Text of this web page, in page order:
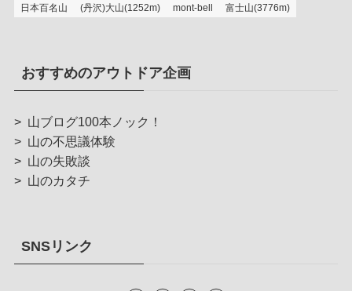
日本百名山
(丹沢)大山(1252m) mont-bell 富士山(3776m)
おすすめのアウトドア企画
> 山ブログ100本ノック！
> 山の不思議体験
> 山の失敗談
> 山のカタチ
SNSリンク